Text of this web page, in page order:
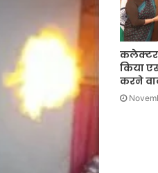
कलेक्टर
किया
करने